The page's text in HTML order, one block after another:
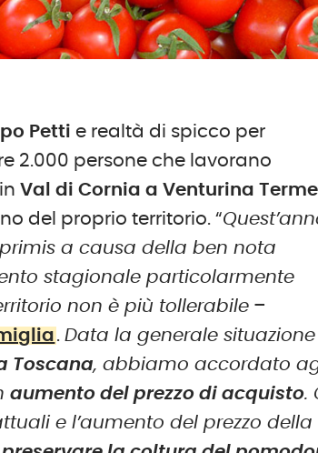
Petti e realtà di spicco per
2.000 persone che lavorano
inVal di Cornia a Venturina Terme
del proprio territorio. “
a causa della ben nota
stagionale particolarmente
non è più tollerabile –
. Data la generale situazione
Toscana, abbiamo accordato
aumento del prezzo di acquisto.
e l’aumento del prezzo della